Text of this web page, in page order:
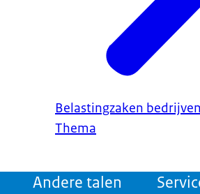
Belastingzaken
Thema
Andere talen